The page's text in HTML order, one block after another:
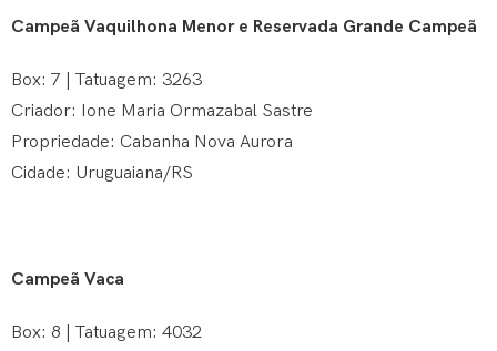
Campeã Vaquilhona Menor e Reservada Grande Campeã
Box: 7 | Tatuagem: 3263
Criador: Ione Maria Ormazabal Sastre
Propriedade: Cabanha Nova Aurora
Cidade: Uruguaiana/RS
Campeã Vaca
Box: 8 | Tatuagem: 4032